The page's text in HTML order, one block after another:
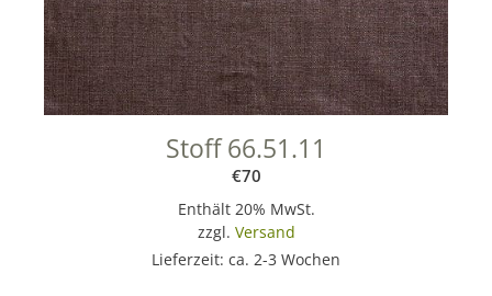
Stoff 66.51.11
€70
Enthält 20% MwSt.
zzgl. Versand
Lieferzeit: ca. 2-3 Wochen